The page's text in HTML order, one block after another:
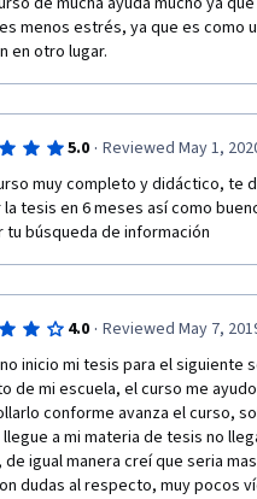
menos estrés, ya que es como
en otro lugar.
5.0 · Reviewed May 1,
muy completo y didáctico, te
tesis en 6 meses así como
tu búsqueda de información
4.0 · Reviewed May 7,
no inicio mi tesis para el
de mi escuela, el curso me
conforme avanza el curso,
a mi materia de tesis no
igual manera creí que seria
dudas al respecto, muy pocos